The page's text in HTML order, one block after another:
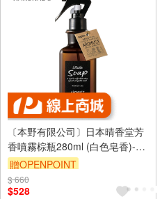
〔本野有限公司〕日本晴香堂芳
香噴霧棕瓶280ml (白色皂香)-2
入
贈OPENPOINT
$ 660
$528